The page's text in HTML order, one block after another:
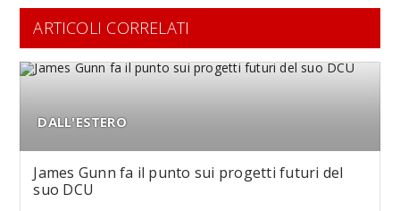
ARTICOLI CORRELATI
DALL'ESTERO
James Gunn fa il punto sui progetti futuri del
suo DCU